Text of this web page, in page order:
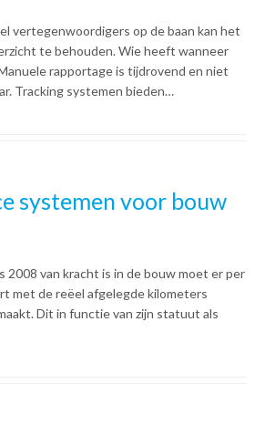
vertegenwoordigers op de baan kan het
te behouden. Wie heeft wanneer
rapportage is tijdrovend en niet
Tracking systemen bieden…
systemen voor bouw
2008 van kracht is in de bouw moet er per
met de reëel afgelegde kilometers
Dit in functie van zijn statuut als